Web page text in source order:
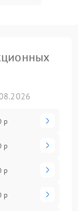
р
р
р
р